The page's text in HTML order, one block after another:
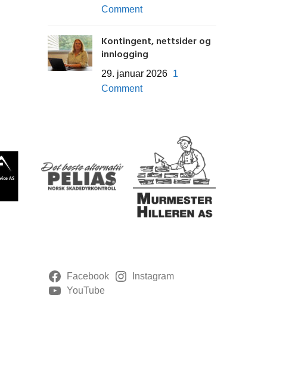
Comment
Kontingent, nettsider og
innlogging
29. januar 2026 1
Comment
Facebook
Instagram
YouTube